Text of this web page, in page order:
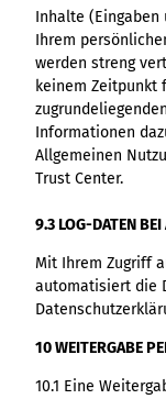
Inhalte (Eingaben
Ihrem
werden streng
keinem Zeitpunkt
Informationen
Allgemeinen
Trust Center.
9.3 LOG-DATEN
Mit Ihrem Zugriff
automatisiert die
10 WEITERGABE
10.1 Eine